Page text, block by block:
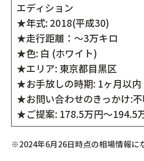
エディション
★年式: 2018(平成30)
★走行距離：～3万キロ
★色: 白 (ホワイト)
★エリア: 東京都目黒区
★お手放しの時期: 1ヶ月以内
★お問い合わせのきっかけ:
★ご提案: 178.5万円～194.5
※2024年6月26日時点の相場情報に